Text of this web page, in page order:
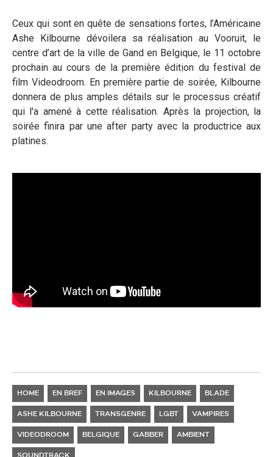
Ceux qui sont en quête de sensations fortes, l’Américaine
Ashe Kilbourne dévoilera sa réalisation au Vooruit, le
centre d’art de la ville de Gand en Belgique, le 11 octobre
prochain au cours de la première édition du festival de
film Videodroom. En première partie de soirée, Kilbourne
donnera de plus amples détails sur le processus créatif
qui l'a amené à cette réalisation. Après la projection, la
soirée finira par une after party avec la productrice aux
platines.
HOME EN BREF EN IMAGES KILBOURNE BLADE
ASHE KILBOURNE TRANSGENRE LGBT VAMPIRES
VIDEODROOM BELGIQUE GABBER AMBIENT